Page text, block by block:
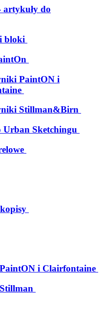
artykuły do
bloki
PaintON i
Stillman&Birn
Urban Sketchingu
i Clairfontaine